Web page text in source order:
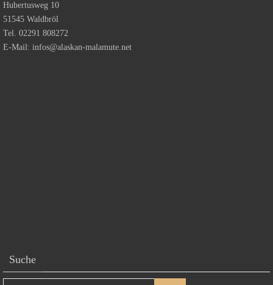
Hubertusweg 10
51545 Waldbröl
Tel. 02291 808272
E-Mail: infos@alaskan-malamute.net
Suche